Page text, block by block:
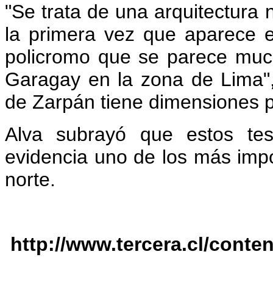
"Se trata de una arquitectura
la primera vez que aparece
policromo que se parece
Garagay en la zona de
de Zarpán tiene dimensiones
Alva subrayó que estos
evidencia uno de los más
norte.
http://www.tercera.cl/